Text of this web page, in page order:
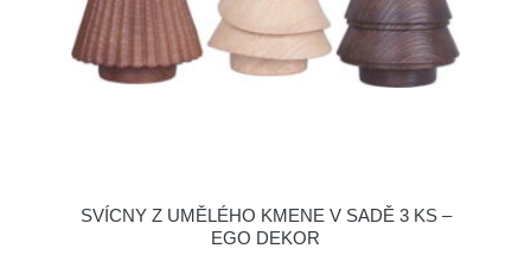
SVÍCNY Z UMĚLÉHO KMENE V SADĚ 3 KS –
EGO DEKOR